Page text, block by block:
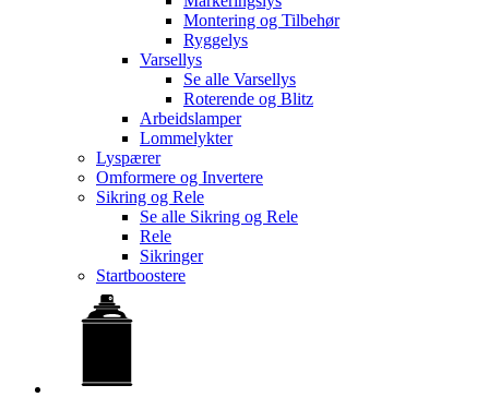
Montering og Tilbehør
Ryggelys
Varsellys
Se alle Varsellys
Roterende og Blitz
Arbeidslamper
Lommelykter
Lyspærer
Omformere og Invertere
Sikring og Rele
Se alle Sikring og Rele
Rele
Sikringer
Startboostere